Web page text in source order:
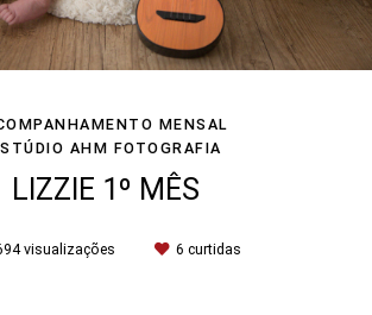
MENSAL
AHM FOTOGRAFIA
LIZZIE 1º MÊS
visualizações 6 curtidas